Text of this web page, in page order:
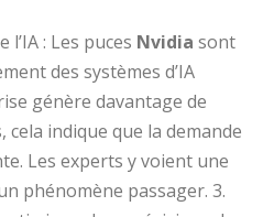
l’IA : Les puces Nvidia sont
des systèmes d’IA
génère davantage de
cela indique que la demande
Les experts y voient une
phénomène passager. 3.